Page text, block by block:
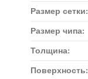
Размер сетки:
Размер чипа:
Толщина:
Поверхность: